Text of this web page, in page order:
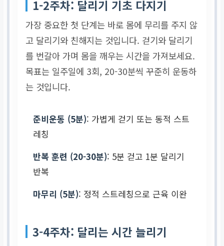
1-2주차: 달리기 기초 다지기
가장 중요한 첫 단계는 바로 몸에 무리를 주지 않
고 달리기와 친해지는 것입니다. 걷기와 달리기
를 번갈아 가며 몸을 깨우는 시간을 가져보세요.
목표는 일주일에 3회, 20-30분씩 꾸준히 운동하
는 것입니다.
준비운동 (5분): 가볍게 걷기 또는 동적 스트
레칭
반복 훈련 (20-30분): 5분 걷고 1분 달리기
반복
마무리 (5분): 정적 스트레칭으로 근육 이완
3-4주차: 달리는 시간 늘리기